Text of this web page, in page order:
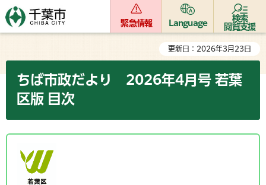
緊急情報 Language
検索
閲覧支援
更新日：2026年3月23日
ちば市政だより 2026年4月号 若葉
区版 目次